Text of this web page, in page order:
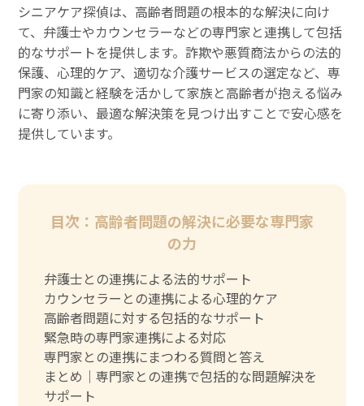
シニアケア探偵は、高齢者問題の根本的な解決に向け
て、弁護士やカウンセラーなどの専門家と連携して包括
的なサポートを提供します。詐欺や悪質商法からの法的
保護、心理的ケア、適切な介護サービスの選定など、専
門家の知識と経験を活かして家族と高齢者が抱える悩み
に寄り添い、最適な解決策を見つけ出すことで安心感を
提供しています。
目次：高齢者問題の解決に必要な専門家
の力
弁護士との連携による法的サポート
カウンセラーとの連携による心理的ケア
高齢者問題に対する包括的なサポート
緊急時の専門家連携による対応
専門家との連携にまつわる質問と答え
まとめ｜専門家との連携で包括的な問題解決を
サポート